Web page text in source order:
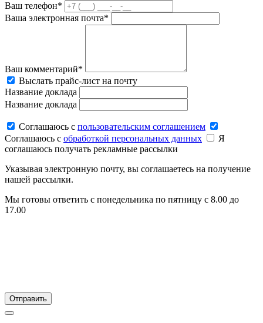
Ваш телефон*
Ваша электронная почта*
Ваш комментарий*
Выслать прайс-лист на почту
Название доклада
Название доклада
Соглашаюсь c пользовательским соглашением
Соглашаюсь c обработкой персональных данных
Я
соглашаюсь получать рекламные рассылки
Указывая электронную почту, вы соглашаетесь на получение
нашей рассылки.
Мы готовы ответить с понедельника по пятницу с 8.00 до
17.00